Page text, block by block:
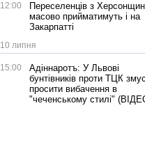
12:00
Переселенців з
масово прийматимуть і на
Закарпатті
10 липня
15:00
Адіннаротъ: У Львові
бунтівників проти ТЦК
просити вибачення в
"чеченському стилі"